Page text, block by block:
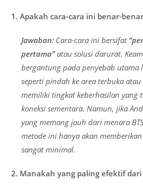
1. Apakah cara-cara ini benar-
Jawaban: Cara-cara ini bersifat
pertama”atau solusi darurat.
bergantung pada penyebab utama
seperti pindah ke area terbuka
memiliki tingkat keberhasilan yang
koneksi sementara. Namun, jika
yang memang jauh dari menara
metode ini hanya akan
sangat minimal.
2. Manakah yang paling efektif